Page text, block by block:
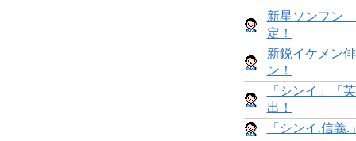
新星ソンフン
定！
新鋭イケメン
ン！
「シンイ」「
出！
「シンイ.信義